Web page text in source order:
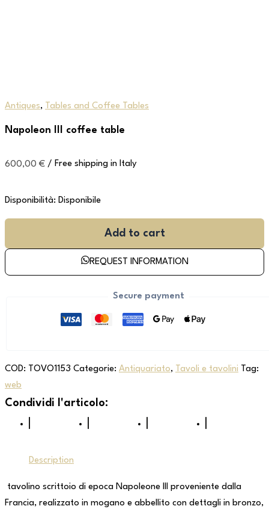
Antiques, Tables and Coffee Tables
Napoleon III coffee table
600,00 € / Free shipping in Italy
Disponibilità: Disponibile
Add to cart
REQUEST INFORMATION
Secure payment
COD: TOVO1153 Categorie: Antiquariato, Tavoli e tavolini Tag:
web
Description
tavolino scrittoio di epoca Napoleone III proveniente dalla
Francia, realizzato in mogano e abbellito con dettagli in bronzo,